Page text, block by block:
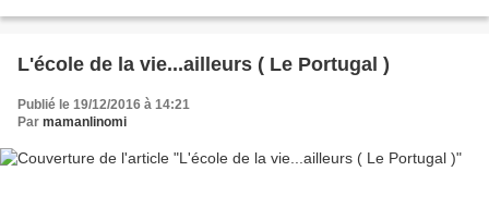
L'école de la vie...ailleurs ( Le Portugal )
Publié le 19/12/2016 à 14:21
Par mamanlinomi